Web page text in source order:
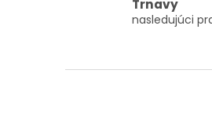
Trnavy
nasledujúci